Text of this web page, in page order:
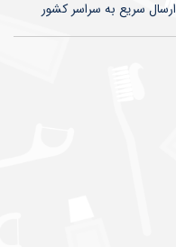
​​​​ارسال سریع به سراسر کشور